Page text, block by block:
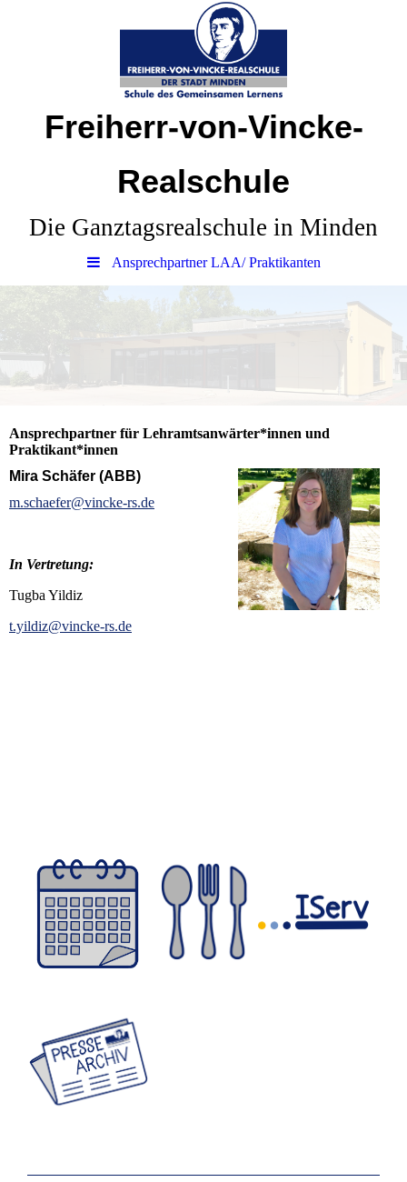
Freiherr-von-Vincke-
Realschule
Die Ganztagsrealschule in Minden
Ansprechpartner LAA/ Praktikanten
Ansprechpartner für Lehramtsanwärter*innen und
Praktikant*innen
Mira Schäfer (ABB)
m.schaefer@vincke-rs.de
In Vertretung:
Tugba Yildiz
t.yildiz@vincke-rs.de